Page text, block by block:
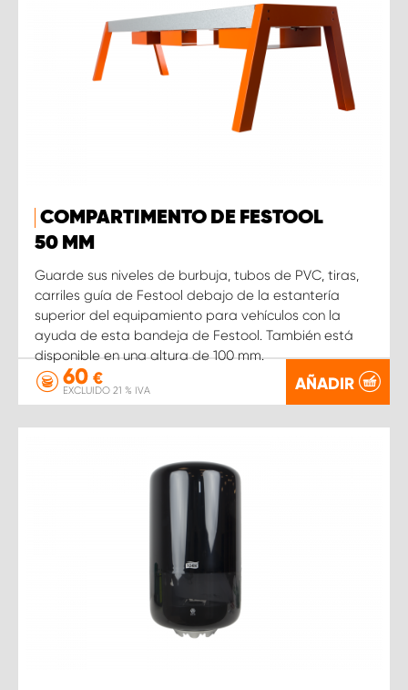
COMPARTIMENTO DE FESTOOL
50 MM
Guarde sus niveles de burbuja, tubos de PVC, tiras,
carriles guía de Festool debajo de la estantería
superior del equipamiento para vehículos con la
ayuda de esta bandeja de Festool. También está
disponible en una altura de 100 mm.
60 €
EXCLUIDO 21 % IVA AÑADIR